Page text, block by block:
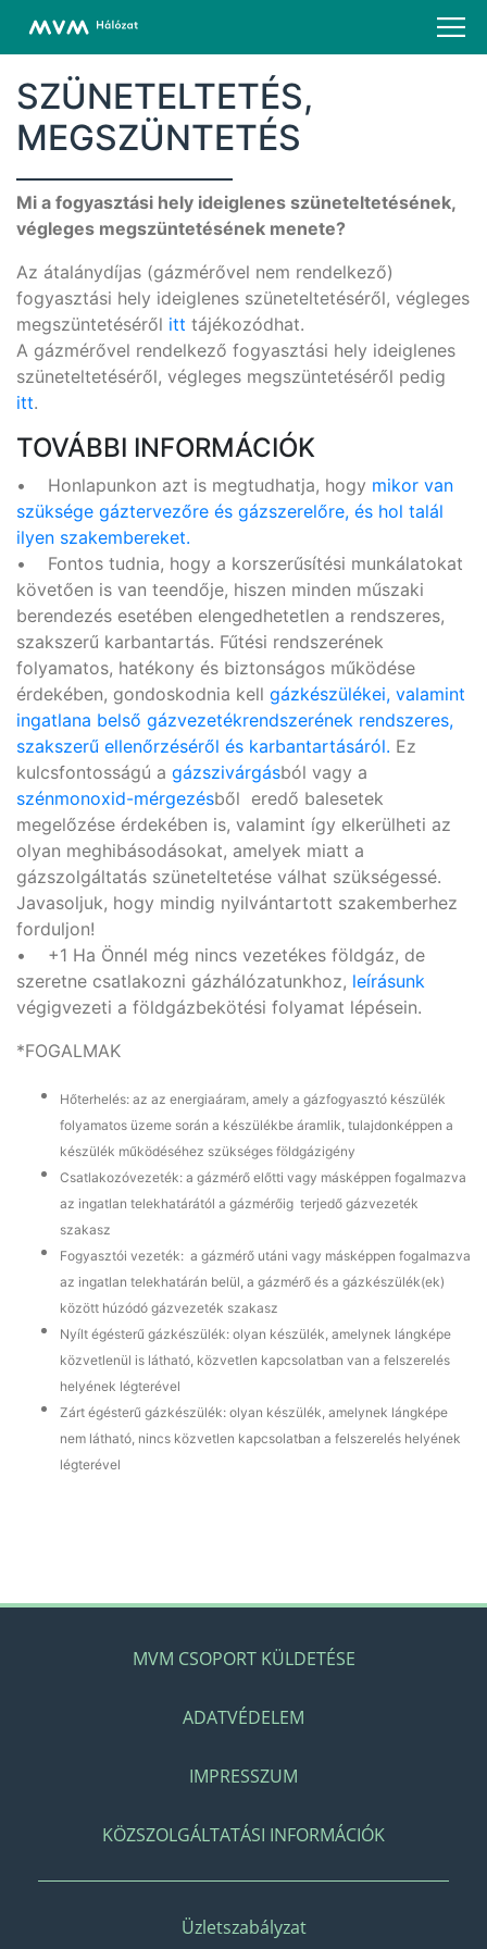
SZÜNETELTETÉS,
MEGSZÜNTETÉS
Mi a fogyasztási hely ideiglenes szüneteltetésének,
végleges megszüntetésének menete?
Az átalánydíjas (gázmérővel nem rendelkező)
fogyasztási hely ideiglenes szüneteltetéséről, végleges
megszüntetéséről itt tájékozódhat.
A gázmérővel rendelkező fogyasztási hely ideiglenes
szüneteltetéséről, végleges megszüntetéséről pedig
itt.
TOVÁBBI INFORMÁCIÓK
• Honlapunkon azt is megtudhatja, hogy mikor van
szüksége gáztervezőre és gázszerelőre, és hol talál
ilyen szakembereket.
• Fontos tudnia, hogy a korszerűsítési munkálatokat
követően is van teendője, hiszen minden műszaki
berendezés esetében elengedhetetlen a rendszeres,
szakszerű karbantartás. Fűtési rendszerének
folyamatos, hatékony és biztonságos működése
érdekében, gondoskodnia kell gázkészülékei, valamint
ingatlana belső gázvezetékrendszerének rendszeres,
szakszerű ellenőrzéséről és karbantartásáról. Ez
kulcsfontosságú a gázszivárgásból vagy a
szénmonoxid-mérgezésből eredő balesetek
megelőzése érdekében is, valamint így elkerülheti az
olyan meghibásodásokat, amelyek miatt a
gázszolgáltatás szüneteltetése válhat szükségessé.
Javasoljuk, hogy mindig nyilvántartott szakemberhez
forduljon!
• +1 Ha Önnél még nincs vezetékes földgáz, de
szeretne csatlakozni gázhálózatunkhoz, leírásunk
végigvezeti a földgázbekötési folyamat lépésein.
*FOGALMAK
Hőterhelés: az az energiaáram, amely a gázfogyasztó készülék
folyamatos üzeme során a készülékbe áramlik, tulajdonképpen a
készülék működéséhez szükséges földgázigény
Csatlakozóvezeték: a gázmérő előtti vagy másképpen fogalmazva
az ingatlan telekhatárától a gázmérőig terjedő gázvezeték
szakasz
Fogyasztói vezeték: a gázmérő utáni vagy másképpen fogalmazva
az ingatlan telekhatárán belül, a gázmérő és a gázkészülék(ek)
között húzódó gázvezeték szakasz
Nyílt égésterű gázkészülék: olyan készülék, amelynek lángképe
közvetlenül is látható, közvetlen kapcsolatban van a felszerelés
helyének légterével
Zárt égésterű gázkészülék: olyan készülék, amelynek lángképe
nem látható, nincs közvetlen kapcsolatban a felszerelés helyének
légterével
MVM CSOPORT KÜLDETÉSE
ADATVÉDELEM
IMPRESSZUM
KÖZSZOLGÁLTATÁSI INFORMÁCIÓK
Üzletszabályzat